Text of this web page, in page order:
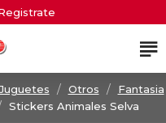
Otros
Fantasia
Stickers Animales Selva